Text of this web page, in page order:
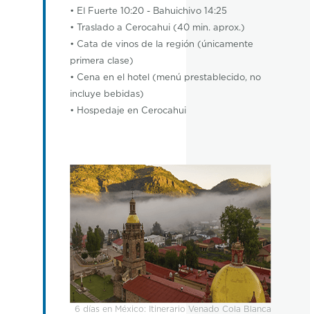
• El Fuerte 10:20 - Bahuichivo 14:25
• Traslado a Cerocahui (40 min. aprox.)
• Cata de vinos de la región (únicamente
primera clase)
• Cena en el hotel (menú prestablecido, no
incluye bebidas)
• Hospedaje en Cerocahui
6 días en México: Itinerario Venado Cola Blanca